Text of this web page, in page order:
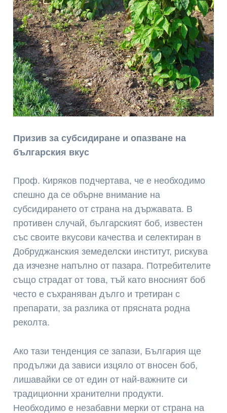
Призив за субсидиране и опазване на
българския вкус
Проф. Киряков подчертава, че е необходимо
спешно да се обърне внимание на
субсидирането от страна на държавата. В
противен случай, българският боб, известен
със своите вкусови качества и селектиран в
Добруджанския земеделски институт, рискува
да изчезне напълно от пазара. Потребителите
също страдат от това, тъй като вносният боб
често е съхраняван дълго и третиран с
препарати, за разлика от прясната родна
реколта.
Ако тази тенденция се запази, България ще
продължи да зависи изцяло от вносен боб,
лишавайки се от един от най-важните си
традиционни хранителни продукти.
Необходимо е незабавни мерки от страна на